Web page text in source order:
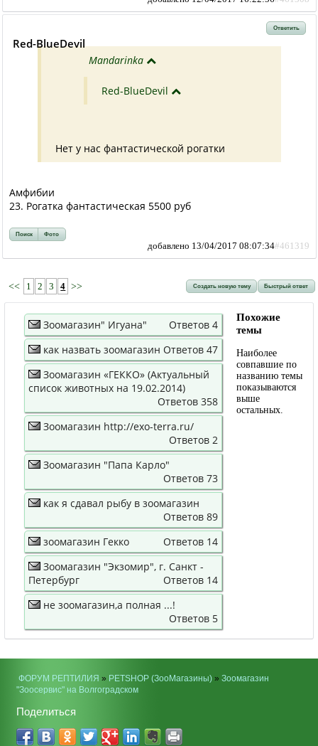
Ответить
Red-BlueDevil
Mandarinka
Red-BlueDevil
Нет у нас фантастической рогатки
Амфибии
23. Рогатка фантастическая 5500 руб
Поиск Фото
добавлено 13/04/2017 08:07:34#461319
<< 1 2 3 4 >> Создать новую тему Быстрый ответ
Зоомагазин" Игуана"
Ответов 4
как назвать зоомагазин Ответов 47
Зоомагазин «ГЕККО» (Актуальный
список животных на 19.02.2014)
Ответов 358
Зоомагазин http://exo-terra.ru/
Ответов 2
Зоомагазин "Папа Карло"
Ответов 73
как я сдавал рыбу в зоомагазин
Ответов 89
зоомагазин Гекко
Ответов 14
Зоомагазин "Экзомир", г. Санкт -
Петербург
Ответов 14
не зоомагазин,а полная ...!
Ответов 5
Похожие
темы
Наиболее
совпавшие по
названию темы
показываются
выше
остальных.
ФОРУМ РЕПТИЛИЯ » PETSHOP (ЗооМагазины)» Зоомагазин
"Зоосервис" на Волгоградском
Поделиться